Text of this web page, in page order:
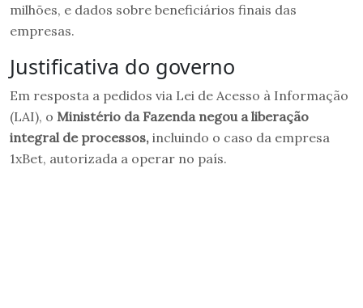
milhões, e dados sobre beneficiários finais das
empresas.
Justificativa do governo
Em resposta a pedidos via Lei de Acesso à Informação
(LAI), o Ministério da Fazenda negou a liberação
integral de processos, incluindo o caso da empresa
1xBet, autorizada a operar no país.